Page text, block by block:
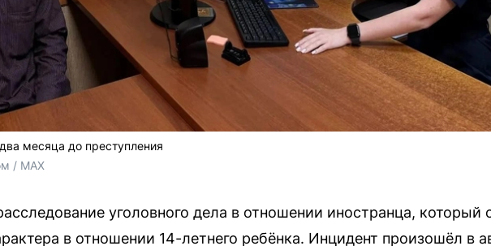
месяца до преступления
/ MAX
уголовного дела в отношении иностранца, который
в отношении 14-летнего ребёнка. Инцидент произошёл в